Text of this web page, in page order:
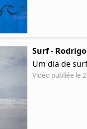
Surf -
Um dia de
Vidéo publiée le